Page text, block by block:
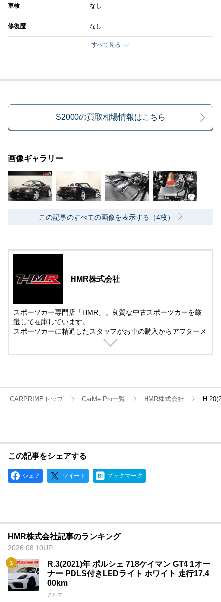
車検 なし
修復歴 なし
すべて見る
S2000の買取相場情報はこちら
画像ギャラリー
この記事のすべての画像を表示する（4枚）
HMR株式会社
スポーツカー専門店「HMR」。良質な中古スポーツカーを厳
選して在庫しています。
スポーツカーに精通したスタッフがお車の購入からアフターメ
ンテナンス＆チューニングまでサポート。
CARPRIMEトップ CarMe Pro一覧 HMR株式会社
この記事をシェアする
シェア ツイート ブックマーク
HMR株式会社記事のランキング
2026.08.10UP
R.3(2021)年 ポルシェ 718ケイマン GT4 1オー
ナー PDLS付きLEDライト ホワイト 走行17,4
00km
クルマ